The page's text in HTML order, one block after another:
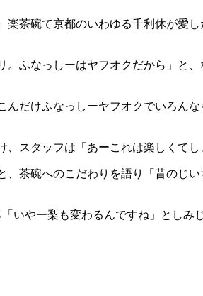
茶碗て京都のいわゆる千利休が愛
ふなっしーはヤフオクだから」と
だけふなっしーヤフオクでいろん
スタッフは「あーこれは楽しくてし
茶碗へのこだわりを語り「昔のじ
いやー梨も変わるんですね」とし